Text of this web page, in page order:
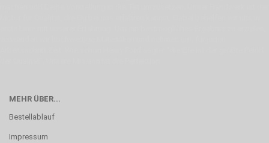
MEHR ÜBER...
Bestellablauf
Impressum